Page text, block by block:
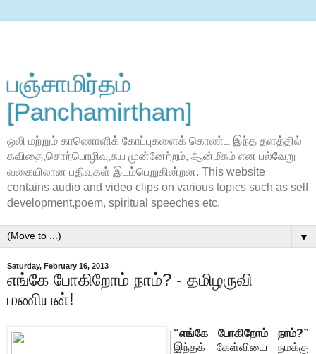
பஞ்சாமிர்தம்
[Panchamirtham]
ஒலி மற்றும் காணொளிக் கோப்புகளைக் கொண்ட இந்த தளத்தில்
கவிதை,சொற்பொழிவு,சுய முன்னேற்றம், ஆன்மீகம் என பல்வேறு
வகையிலான பதிவுகள் இடம்பெறுகின்றன. This website
contains audio and video clips on various topics such as self
development,poem, spiritual speeches etc.
▼
Saturday, February 16, 2013
எங்கே போகிறோம் நாம்? - தமிழருவி
மணியன்!
“எங்கே போகிறோம் நாம்?”
இந்தக் கேள்வியை நமக்கு